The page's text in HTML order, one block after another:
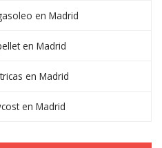
en Madrid
en Madrid
en Madrid
en Madrid